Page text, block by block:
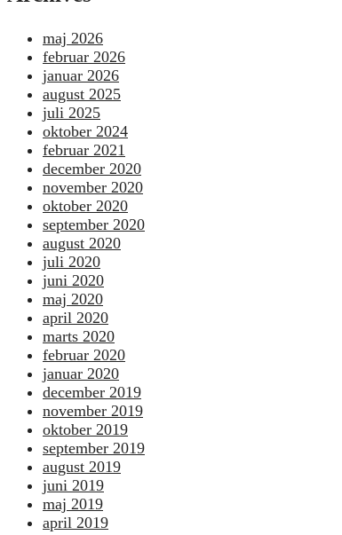
maj 2026
februar 2026
januar 2026
august 2025
juli 2025
oktober 2024
februar 2021
december 2020
november 2020
oktober 2020
september 2020
august 2020
juli 2020
juni 2020
maj 2020
april 2020
marts 2020
februar 2020
januar 2020
december 2019
november 2019
oktober 2019
september 2019
august 2019
juni 2019
maj 2019
april 2019